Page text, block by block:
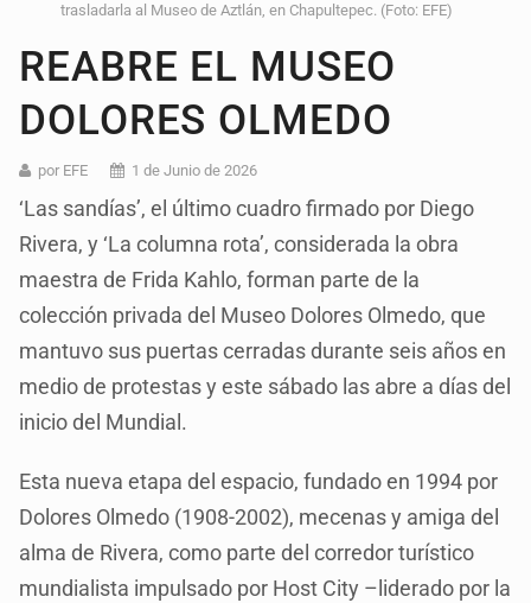
trasladarla al Museo de Aztlán, en Chapultepec. (Foto: EFE)
REABRE EL MUSEO
DOLORES OLMEDO
por EFE 1 de Junio de 2026
‘Las sandías’, el último cuadro firmado por Diego
Rivera, y ‘La columna rota’, considerada la obra
maestra de Frida Kahlo, forman parte de la
colección privada del Museo Dolores Olmedo, que
mantuvo sus puertas cerradas durante seis años en
medio de protestas y este sábado las abre a días del
inicio del Mundial.
Esta nueva etapa del espacio, fundado en 1994 por
Dolores Olmedo (1908-2002), mecenas y amiga del
alma de Rivera, como parte del corredor turístico
mundialista impulsado por Host City –liderado por la